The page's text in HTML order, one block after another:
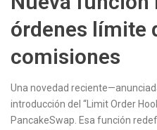
órdenes límite
comisiones
Una novedad
introducción del “Limit Order
PancakeSwap. Esa función